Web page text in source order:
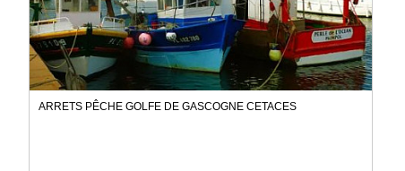
ARRETS PÊCHE GOLFE DE GASCOGNE CETACES